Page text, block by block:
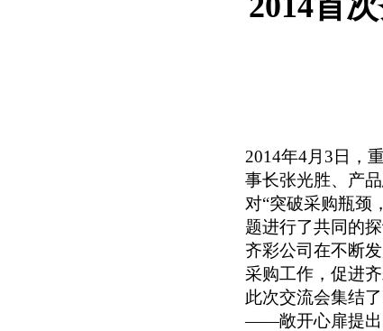
2014年4月3日，
事长张光胜、产
对“突破采购瓶颈
题进行了共同的
齐彩公司在不断
采购工作，促进
此次交流会集结
——敞开心扉提出